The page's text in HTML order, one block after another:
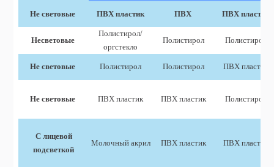
Не световые ПВХ пластик ПВХ ПВХ пластик
Несветовые
Полистирол/
оргстекло
Полистирол Полистирол
Не световые Полистирол Полистирол ПВХ пластик
Не световые ПВХ пластик ПВХ пластик Полистирол
С лицевой
подсветкой
Молочный акрил ПВХ пластик ПВХ пластик